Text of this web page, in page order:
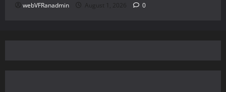
webVFRanadmin August 1, 2026 0